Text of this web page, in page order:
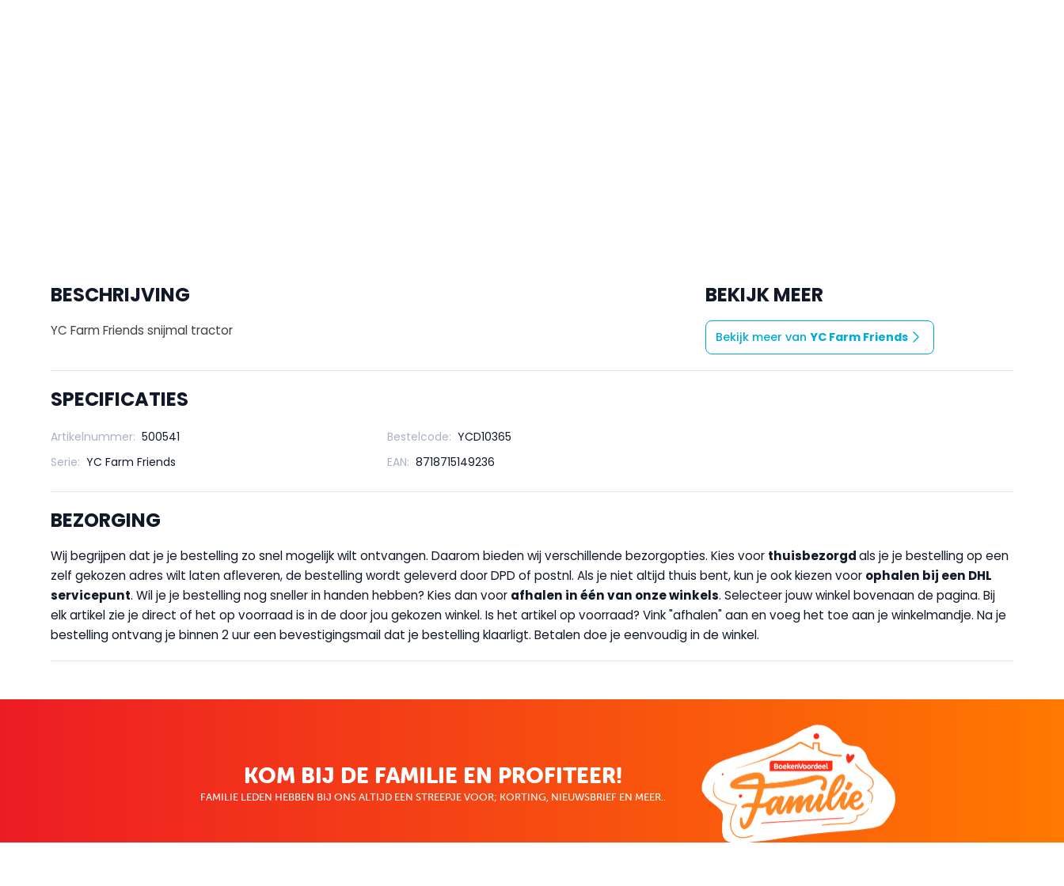
BEKIJK MEER
Bekijk meer van YC Farm Friends
BESCHRIJVING
YC Farm Friends snijmal tractor
SPECIFICATIES
Artikelnummer: 500541 Bestelcode: YCD10365
Serie: YC Farm Friends EAN: 8718715149236
BEZORGING
Wij begrijpen dat je je bestelling zo snel mogelijk wilt ontvangen. Daarom bieden wij verschillende bezorgopties. Kies voor thuisbezorgdals je je bestelling op een
zelf gekozen adres wilt laten afleveren, de bestelling wordt geleverd door DPD of postnl. Als je niet altijd thuis bent, kun je ook kiezen voor ophalen bij een DHL
servicepunt. Wil je je bestelling nog sneller in handen hebben? Kies dan voor afhalen in één van onze winkels. Selecteer jouw winkel bovenaan de pagina. Bij
elk artikel zie je direct of het op voorraad is in de door jou gekozen winkel. Is het artikel op voorraad? Vink "afhalen" aan en voeg het toe aan je winkelmandje. Na je
bestelling ontvang je binnen 2 uur een bevestigingsmail dat je bestelling klaarligt. Betalen doe je eenvoudig in de winkel.
KOM BIJ DE FAMILIE EN PROFITEER!
FAMILIE LEDEN HEBBEN BIJ ONS ALTIJD EEN STREEPJE VOOR; KORTING, NIEUWSBRIEF EN MEER..